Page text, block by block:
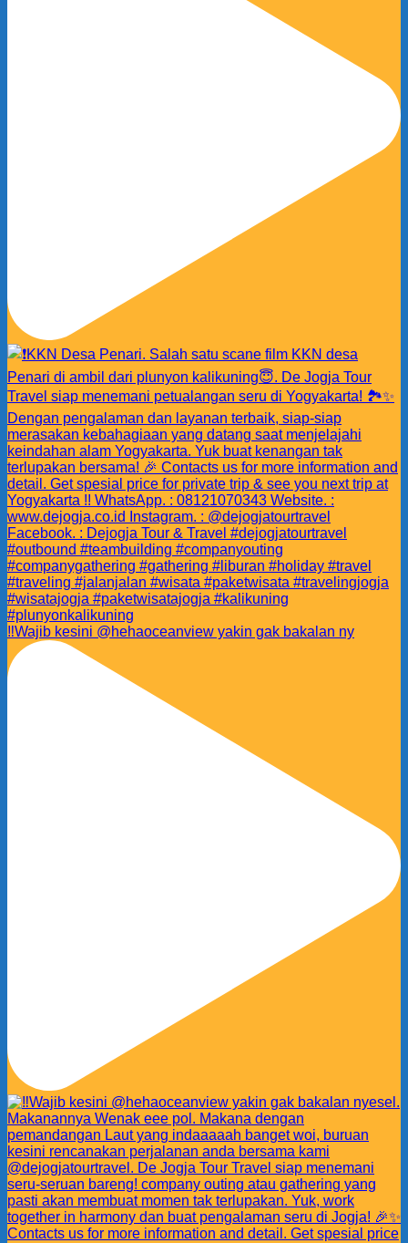
‼️Wajib kesini @hehaoceanview yakin gak bakalan ny